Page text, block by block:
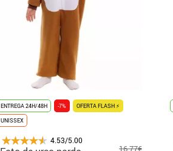
ENTREGA 24H/48H -7%
OFERTA FLASH ⚡
UNISSEX
4.53/5.00
16.77€